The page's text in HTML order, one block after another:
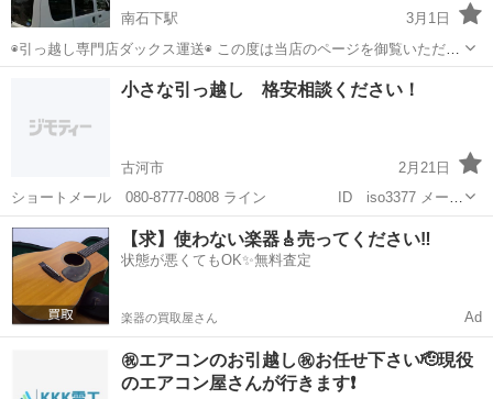
南石下駅
3月1日
◉引っ越し専門店ダックス運送◉ この度は当店のページを御覧いただき
誠にありがとうございます。 当店は、某大手登録制サイトの引っ越し
部門 アワード受賞店舗です。 引っ越し家具輸送を中心に営業しており
南石下駅 引っ越し 夫婦
小さな引っ越し 格安相談ください！
古河市
2月21日
ショートメール 080-8777-0808 ライン ID iso3377 メール
での問い合わせとなりますが難しい方は 電話での対応も致します。 宜
しくお願い致します。 正誠（せいしん）商会
茨城 古河市 引っ越し 格安
【求】使わない楽器🎸売ってください‼️
状態が悪くてもOK✨無料査定
楽器の買取屋さん Ad
㊗️エアコンのお引越し㊗️お任せ下さい🫡現役
のエアコン屋さんが行きます❗️